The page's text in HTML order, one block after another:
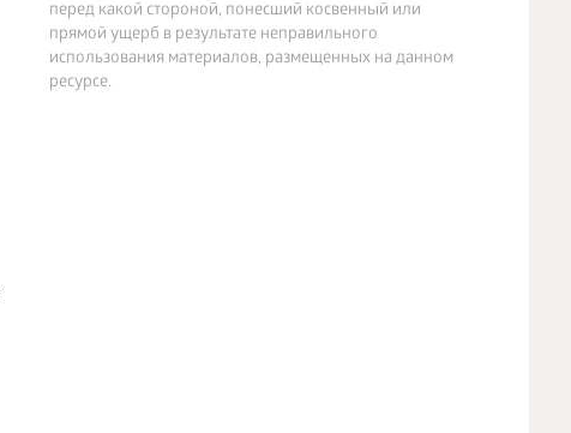
перед какой стороной, понесший косвенный или
прямой ущерб в результате неправильного
использования материалов, размещенных на данном
ресурсе.